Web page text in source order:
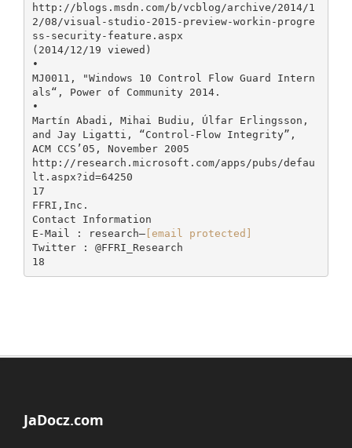
http://blogs.msdn.com/b/vcblog/archive/2014/1
2/08/visual-studio-2015-preview-workin-progre
ss-security-feature.aspx
(2014/12/19 viewed)
•
MJ0011, "Windows 10 Control Flow Guard Intern
als“, Power of Community 2014.
•
Martín Abadi, Mihai Budiu, Úlfar Erlingsson,
and Jay Ligatti, “Control-Flow Integrity”,
ACM CCS’05, November 2005
http://research.microsoft.com/apps/pubs/defau
lt.aspx?id=64250
17
FFRI,Inc.
Contact Information
E-Mail : research—[email protected]
Twitter : @FFRI_Research
JaDocz.com